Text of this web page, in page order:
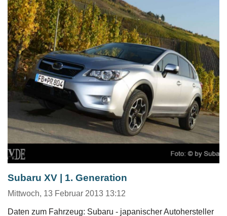
Subaru XV | 1. Generation
Mittwoch, 13 Februar 2013 13:12
Daten zum Fahrzeug: Subaru - japanischer Autohersteller